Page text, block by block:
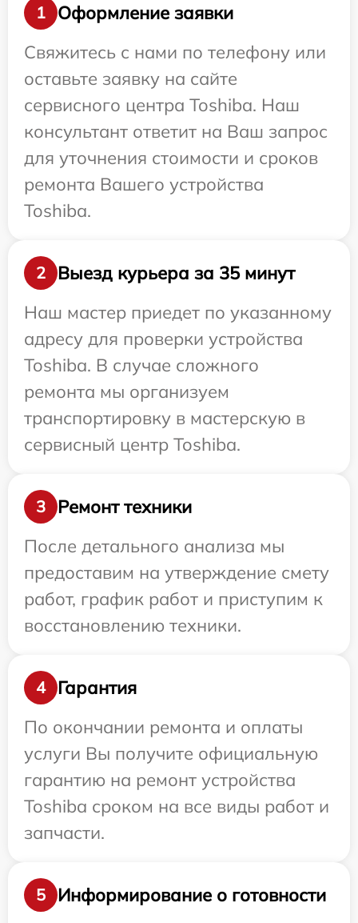
1
Оформление заявки
Свяжитесь с нами по телефону или
оставьте заявку на сайте
сервисного центра Toshiba. Наш
консультант ответит на Ваш запрос
для уточнения стоимости и сроков
ремонта Вашего устройства
Toshiba.
2
Выезд курьера за 35 минут
Наш мастер приедет по указанному
адресу для проверки устройства
Toshiba. В случае сложного
ремонта мы организуем
транспортировку в мастерскую в
сервисный центр Toshiba.
3
Ремонт техники
После детального анализа мы
предоставим на утверждение смету
работ, график работ и приступим к
восстановлению техники.
4
Гарантия
По окончании ремонта и оплаты
услуги Вы получите официальную
гарантию на ремонт устройства
Toshiba сроком на все виды работ и
запчасти.
5 Информирование о готовности